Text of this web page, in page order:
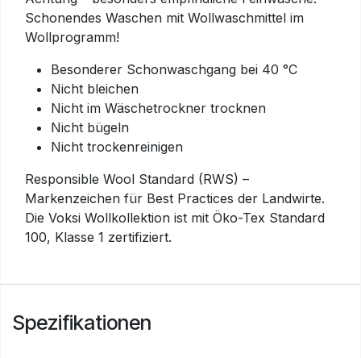
Schonendes Waschen mit Wollwaschmittel im
Wollprogramm!
Besonderer Schonwaschgang bei 40 °C
Nicht bleichen
Nicht im Wäschetrockner trocknen
Nicht bügeln
Nicht trockenreinigen
Responsible Wool Standard (RWS) –
Markenzeichen für Best Practices der Landwirte.
Die Voksi Wollkollektion ist mit Öko-Tex Standard
100, Klasse 1 zertifiziert.
Spezifikationen